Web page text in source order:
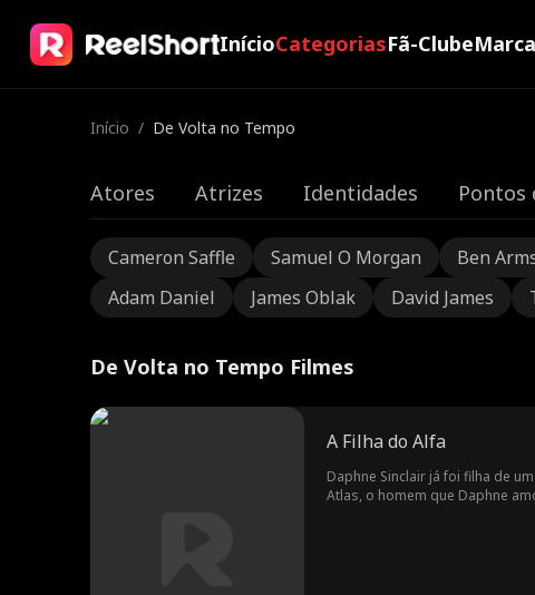
InícioCategoriasFã-ClubeMarca
Início / De Volta no Tempo
Atores Atrizes Identidades Pontos
Cameron Saffle Samuel O Morgan Ben
Adam Daniel
James Oblak David James
De Volta no Tempo Filmes
A Filha do Alfa
Daphne Sinclair já foi filha de
Atlas, o homem que Daphne